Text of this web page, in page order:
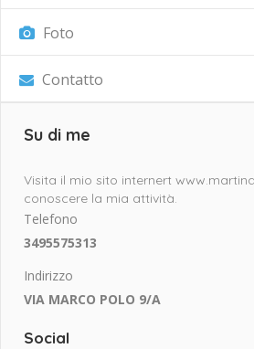
Foto
Contatto
Su di me
Visita il mio sito internert
conoscere la mia attività.
Telefono
3495575313
Indirizzo
VIA MARCO POLO 9/A
Social